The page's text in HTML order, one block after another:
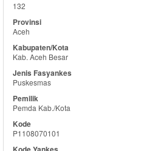
132
Aceh
Kab. Aceh Besar
Puskesmas
Pemda Kab./Kota
P1108070101